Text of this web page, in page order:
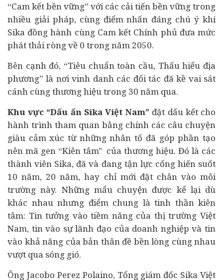
“Cam kết bền vững” với các cải tiến bền vững trong
nhiều giải pháp, cùng điểm nhấn đáng chú ý khi
Sika đồng hành cùng Cam kết Chính phủ đưa mức
phát thải ròng về 0 trong năm 2050.
Bên cạnh đó, “Tiêu chuẩn toàn cầu, Thấu hiểu địa
phương” là nơi vinh danh các đối tác đã kề vai sát
cánh cùng thương hiệu trong 30 năm qua.
Khu vực “Dấu ấn Sika Việt Nam” đặt dấu kết cho
hành trình tham quan bằng chính các câu chuyện
giàu cảm xúc từ những nhân tố đã góp phần tạo
nên mã gen “Kiên tâm" của thương hiệu. Đó là các
thành viên Sika, đã và đang tận lực cống hiến suốt
10 năm, 20 năm, hay chỉ mới đặt chân vào môi
trường này. Những mẩu chuyện được kể lại dù
khác nhau nhưng điểm chung là tinh thần kiên
tâm: Tin tưởng vào tiềm năng của thị trường Việt
Nam, tin vào sự lãnh đạo của doanh nghiệp và tin
vào khả năng của bản thân đề bền lòng cùng nhau
vượt qua sóng gió.
Ông Jacobo Perez Polaino, Tổng giám đốc Sika Việt